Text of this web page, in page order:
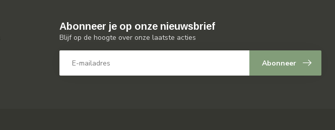
Abonneer je op onze nieuwsbrief
Blijf op de hoogte over onze laatste acties
Abonneer